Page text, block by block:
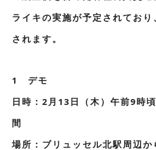
ライキの実施が予定されてお
されます。
1 デモ
日時：2月13日（木）午前9時
間
場所：ブリュッセル北駅周辺